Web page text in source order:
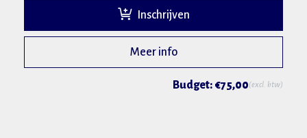
Inschrijven
Meer info
Budget: €75,00(excl. btw)